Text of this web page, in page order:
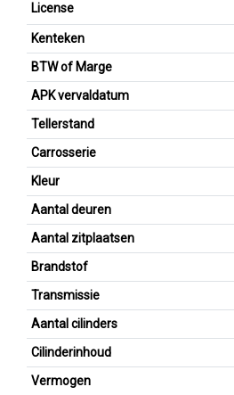
License
Kenteken
BTW of Marge
APK vervaldatum
Tellerstand
Carrosserie
Kleur
Aantal deuren
Aantal zitplaatsen
Brandstof
Transmissie
Aantal cilinders
Cilinderinhoud
Vermogen